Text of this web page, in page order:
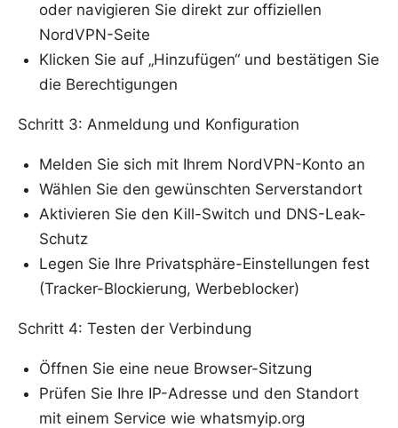
oder navigieren Sie direkt zur offiziellen
NordVPN-Seite
Klicken Sie auf „Hinzufügen“ und bestätigen Sie
die Berechtigungen
Schritt 3: Anmeldung und Konfiguration
Melden Sie sich mit Ihrem NordVPN-Konto an
Wählen Sie den gewünschten Serverstandort
Aktivieren Sie den Kill-Switch und DNS-Leak-
Schutz
Legen Sie Ihre Privatsphäre-Einstellungen fest
(Tracker-Blockierung, Werbeblocker)
Schritt 4: Testen der Verbindung
Öffnen Sie eine neue Browser-Sitzung
Prüfen Sie Ihre IP-Adresse und den Standort
mit einem Service wie whatsmyip.org